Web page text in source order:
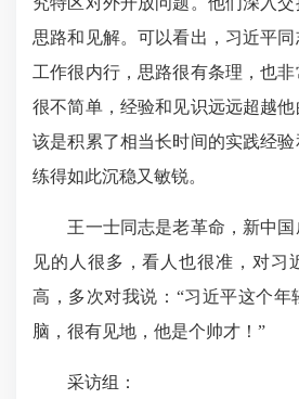
思路和见解。可以看出，习近平
工作很内行，思路很有条理，也
很不简单，经验和见识远远超越
该是积累了相当长时间的实践经
练得如此沉稳又敏锐。
王一士同志是老革命，新中国
见的人很多，看人也很准，对习
高，多次对我说：“习近平这个年
脑，很有见地，他是个帅才！”
采访组：